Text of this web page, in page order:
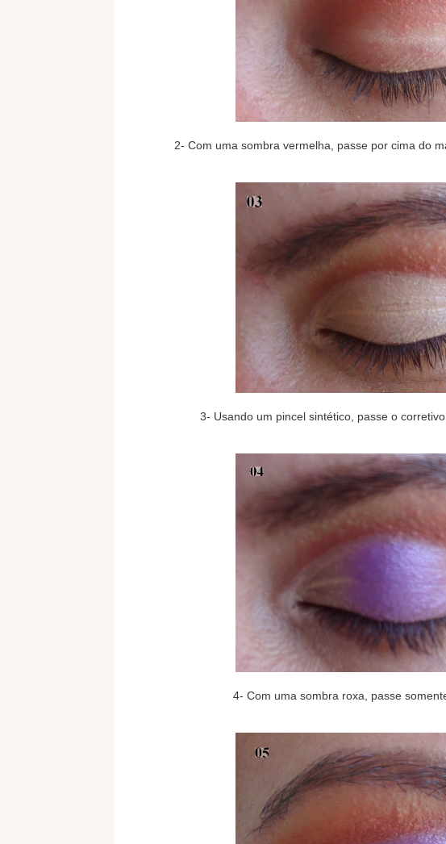
2- Com uma sombra vermelha, passe por cima do
3- Usando um pincel sintético, passe o
4- Com uma sombra roxa, passe